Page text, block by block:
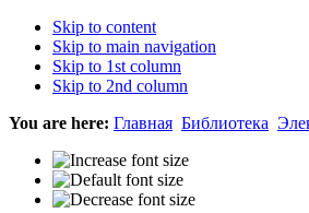
Skip to content
Skip to main navigation
Skip to 1st column
Skip to 2nd column
You are here: Главная Библиотека